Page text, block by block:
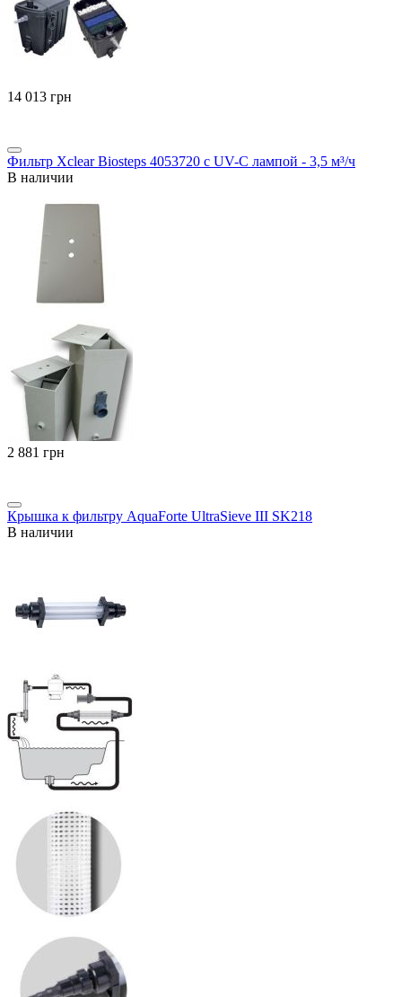
‍14 013‍ грн
Фильтр Xclear Biosteps 4053720 с UV-C лампой - 3,5 м³/ч
В наличии
‍2 881‍ грн
Крышка к фильтру AquaForte UltraSieve III SK218
В наличии